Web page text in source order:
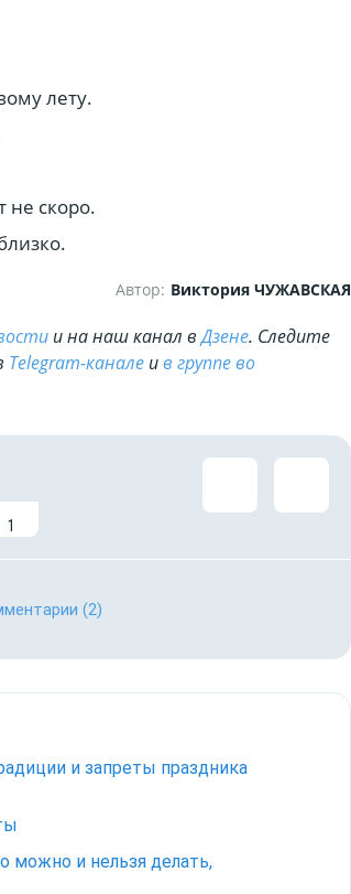
лету.
не скоро.
Автор: Виктория ЧУЖАВСКАЯ
и на наш канал вДзене. Cледите
Telegram-канале ив группе во
1
(2)
и запреты праздника
можно и нельзя делать,